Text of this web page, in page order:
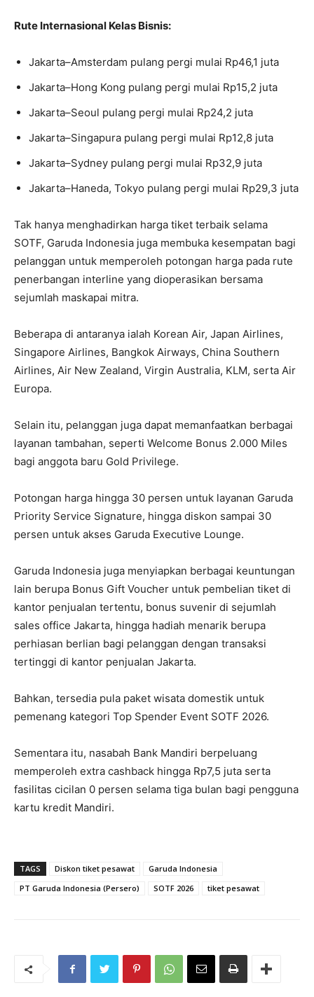
Rute Internasional Kelas Bisnis:
Jakarta–Amsterdam pulang pergi mulai Rp46,1 juta
Jakarta–Hong Kong pulang pergi mulai Rp15,2 juta
Jakarta–Seoul pulang pergi mulai Rp24,2 juta
Jakarta–Singapura pulang pergi mulai Rp12,8 juta
Jakarta–Sydney pulang pergi mulai Rp32,9 juta
Jakarta–Haneda, Tokyo pulang pergi mulai Rp29,3 juta
Tak hanya menghadirkan harga tiket terbaik selama
SOTF, Garuda Indonesia juga membuka kesempatan bagi
pelanggan untuk memperoleh potongan harga pada rute
penerbangan interline yang dioperasikan bersama
sejumlah maskapai mitra.
Beberapa di antaranya ialah Korean Air, Japan Airlines,
Singapore Airlines, Bangkok Airways, China Southern
Airlines, Air New Zealand, Virgin Australia, KLM, serta Air
Europa.
Selain itu, pelanggan juga dapat memanfaatkan berbagai
layanan tambahan, seperti Welcome Bonus 2.000 Miles
bagi anggota baru Gold Privilege.
Potongan harga hingga 30 persen untuk layanan Garuda
Priority Service Signature, hingga diskon sampai 30
persen untuk akses Garuda Executive Lounge.
Garuda Indonesia juga menyiapkan berbagai keuntungan
lain berupa Bonus Gift Voucher untuk pembelian tiket di
kantor penjualan tertentu, bonus suvenir di sejumlah
sales office Jakarta, hingga hadiah menarik berupa
perhiasan berlian bagi pelanggan dengan transaksi
tertinggi di kantor penjualan Jakarta.
Bahkan, tersedia pula paket wisata domestik untuk
pemenang kategori Top Spender Event SOTF 2026.
Sementara itu, nasabah Bank Mandiri berpeluang
memperoleh extra cashback hingga Rp7,5 juta serta
fasilitas cicilan 0 persen selama tiga bulan bagi pengguna
kartu kredit Mandiri.
TAGS Diskon tiket pesawat
Garuda Indonesia
PT Garuda Indonesia (Persero)
SOTF 2026 tiket pesawat